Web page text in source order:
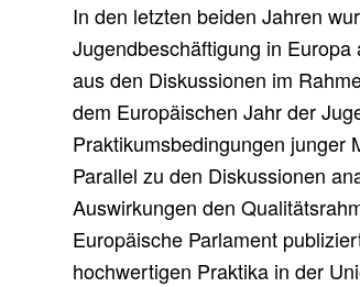
In den letzten beiden Jahren
Jugendbeschäftigung in
aus den Diskussionen im
dem Europäischen Jahr der
Praktikumsbedingungen junger
Parallel zu den Diskussionen
Auswirkungen den
Europäische Parlament
hochwertigen Praktika in der